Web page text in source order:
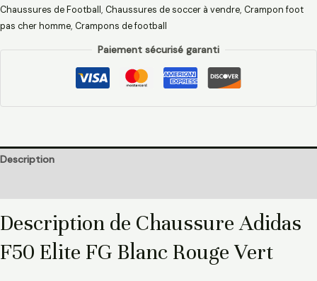
Chaussures de Football , Chaussures de soccer à vendre, Crampon foot
pas cher homme, Crampons de football
Paiement sécurisé garanti
Description
Description de Chaussure Adidas
F50 Elite FG Blanc Rouge Vert